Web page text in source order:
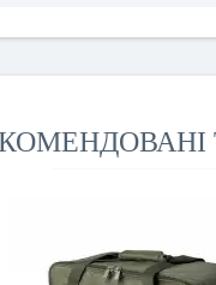
відповіді на